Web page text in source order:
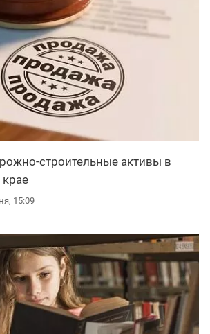
строительные активы в
15:09